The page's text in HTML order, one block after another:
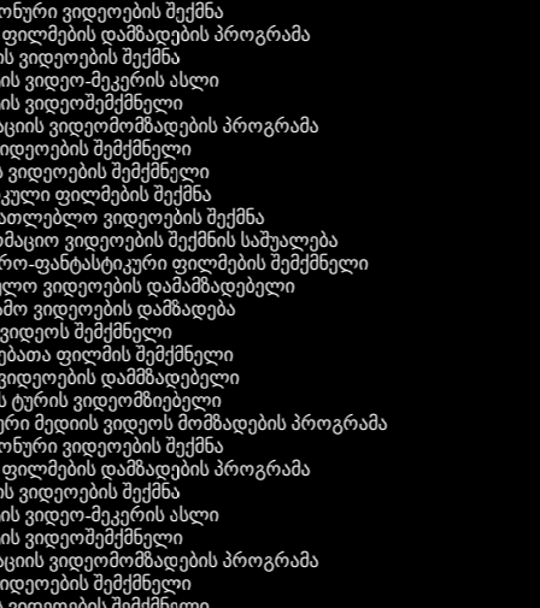
ვიდეოების შექმნა
ფილმების დამზადების პროგრამა
ვიდეოების შექმნა
ვიდეო-მეკერის ასლი
ვიდეოშემქმნელი
ვიდეომომზადების პროგრამა
შემქმნელი
ვიდეოების შემქმნელი
ფილმების შექმნა
ვიდეოების შექმნა
ვიდეოების შექმნის საშუალება
ფანტასტიკური ფილმების შემქმნელი
ვიდეოების დამამზადებელი
ვიდეოების დამზადება
ვიდეოს შემქმნელი
ფილმის შემქმნელი
ვიდეოების დამმზადებელი
ტურის ვიდეომზიებელი
მედიის ვიდეოს მომზადების პროგრამა
ვიდეოების შექმნა
ფილმების დამზადების პროგრამა
ვიდეოების შექმნა
ვიდეო-მეკერის ასლი
ვიდეოშემქმნელი
ვიდეომომზადების პროგრამა
შემქმნელი